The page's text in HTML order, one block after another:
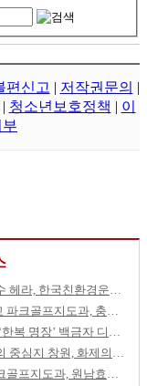
다문화 가수 헤라, 한국친환경운동협회 건승 기
구미대학교 파크골프지도과, 충북 영동군 추풍령
49년 외길 ‘한복 명장’ 백금자 디자이너,
경남 창업의 중심지 창원, 화제의 스타트업을
구미대 파크골프지도과, 원남효마실노인주간보호센
편신고 | 저작권문의 |
| 청소년보호정책 | 이